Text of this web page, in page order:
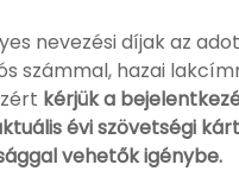
nevezési díjak az
számmal, hazai
kérjük a
évi szövetségi
vehetők igénybe.